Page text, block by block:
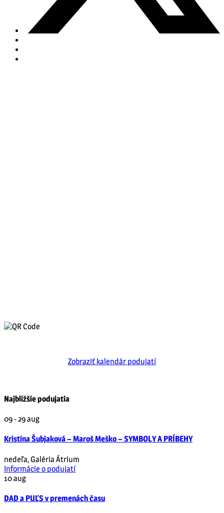
Zobraziť kalendár podujatí
Najbližšie podujatia
09 - 29aug
Kristína Šubjaková – Maroš Meško – SYMBOLY A PRÍBEHY
nedeľa,Galéria Átrium
Informácie o podujatí
10aug
DAD a PUĽS v premenách času